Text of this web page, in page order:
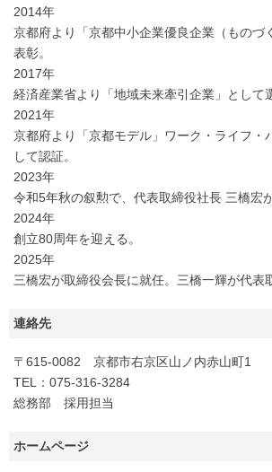
2014年
京都府より「京都中小企業優良企業（ものづ
表彰。
2017年
経済産業省より「地域未来牽引企業」として
2021年
京都府より「京都モデル」ワーク・ライフ・
して認証。
2023年
令和5年秋の叙勲で、代表取締役社長 三橋宏
2024年
創立80周年を迎える。
2025年
三橋宏が取締役会長に就任。三橋一輝が代表
連絡先
〒615-0082 京都市右京区山ノ内赤山町1
TEL：075-316-3284
総務部 採用担当
ホームページ